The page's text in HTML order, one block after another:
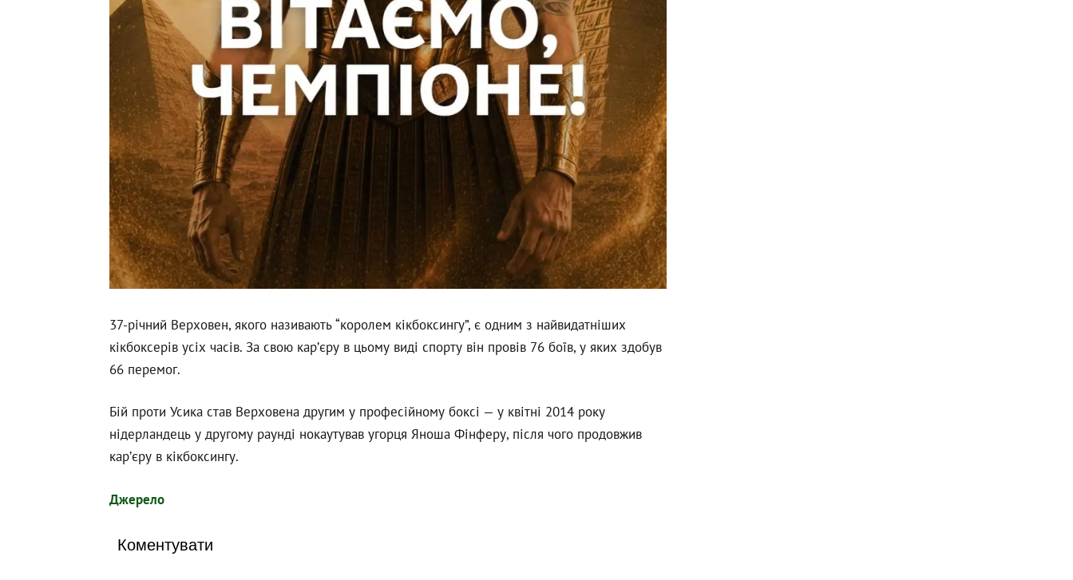
37-річний Верховен, якого називають “королем кікбоксингу”, є одним з найвидатніших
кікбоксерів усіх часів. За свою кар’єру в цьому виді спорту він провів 76 боїв, у яких здобув
66 перемог.
Бій проти Усика став Верховена другим у професійному боксі — у квітні 2014 року
нідерландець у другому раунді нокаутував угорця Яноша Фінферу, після чого продовжив
кар’єру в кікбоксингу.
Джерело
Коментувати